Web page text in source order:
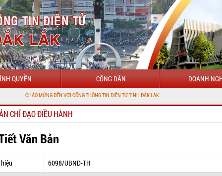
QUYỀN CÔNG DÂN DOANH
MỪNG ĐẾN VỚI CỔNG THÔNG TIN ĐIỆN TỬ TỈNH ĐẮK LẮK
CHỈ ĐẠO ĐIỀU HÀNH
Văn Bản
6098/UBND-TH